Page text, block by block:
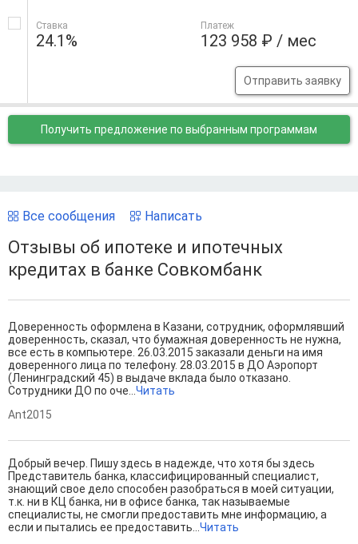
Ставка
24.1%
Платеж
123 958 ₽ / мес
Отправить заявку
Получить предложение по выбранным программам
Все сообщения Написать
Отзывы об ипотеке и ипотечных
кредитах в банке Совкомбанк
Доверенность оформлена в Казани, сотрудник, оформлявший
доверенность, сказал, что бумажная доверенность не нужна,
все есть в компьютере. 26.03.2015 заказали деньги на имя
доверенного лица по телефону. 28.03.2015 в ДО Аэропорт
(Ленинградский 45) в выдаче вклада было отказано.
Сотрудники ДО по оче...Читать
Ant2015
Добрый вечер. Пишу здесь в надежде, что хотя бы здесь
Представитель банка, классифицированный специалист,
знающий свое дело способен разобраться в моей ситуации,
т.к. ни в КЦ банка, ни в офисе банка, так называемые
специалисты, не смогли предоставить мне информацию, а
если и пытались ее предоставить...Читать